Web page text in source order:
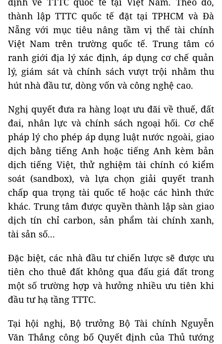
thành lập TTTC quốc tế đặt tại TPHCM và Đà
Nẵng với mục tiêu nâng tầm vị thế tài chính
Việt Nam trên trường quốc tế. Trung tâm có
ranh giới địa lý xác định, áp dụng cơ chế quản
lý, giám sát và chính sách vượt trội nhằm thu
hút nhà đầu tư, dòng vốn và công nghệ cao.
Nghị quyết đưa ra hàng loạt ưu đãi về thuế, đất
đai, nhân lực và chính sách ngoại hối. Cơ chế
pháp lý cho phép áp dụng luật nước ngoài, giao
dịch bằng tiếng Anh hoặc tiếng Anh kèm bản
dịch tiếng Việt, thử nghiệm tài chính có kiểm
soát (sandbox), và lựa chọn giải quyết tranh
chấp qua trọng tài quốc tế hoặc các hình thức
khác. Trung tâm được quyền thành lập sàn giao
dịch tín chỉ carbon, sản phẩm tài chính xanh,
tài sản số...
Đặc biệt, các nhà đầu tư chiến lược sẽ được ưu
tiên cho thuê đất không qua đấu giá đất trong
một số trường hợp và hưởng nhiều ưu tiên khi
đầu tư hạ tầng TTTC.
Tại hội nghị, Bộ trưởng Bộ Tài chính Nguyễn
Văn Thắng công bố Quyết định của Thủ tướng